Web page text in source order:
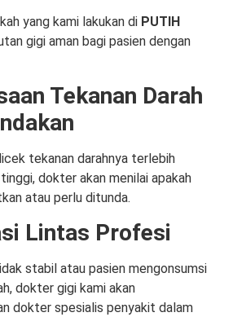
yang kami lakukan di PUTIH
gigi aman bagi pasien dengan
Tekanan Darah
tekanan darahnya terlebih
dokter akan menilai apakah
atau perlu ditunda.
Lintas Profesi
stabil atau pasien mengonsumsi
dokter gigi kami akan
dokter spesialis penyakit dalam